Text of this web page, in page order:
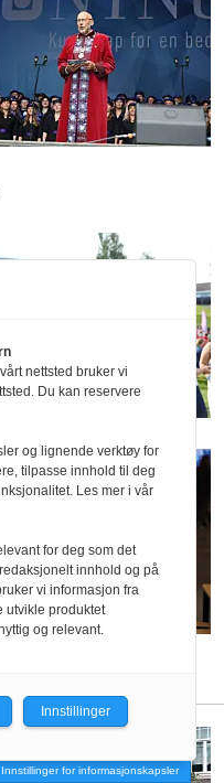
Innstillinger for informasjonskapsler
nettsted bruker vi
Du kan reservere
og lignende verktøy for
tilpasse innhold til deg
Les mer i vår
for deg som det
innhold og på
vi informasjon fra
utvikle produktet
og relevant.
Innstillinger